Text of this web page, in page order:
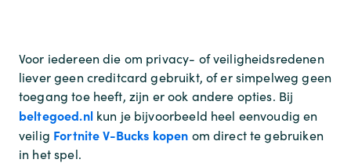
Voor iedereen die om privacy- of veiligheidsredenen
liever geen creditcard gebruikt, of er simpelweg geen
toegang toe heeft, zijn er ook andere opties. Bij
beltegoed.nlkun je bijvoorbeeld heel eenvoudig en
veilig Fortnite V-Bucks kopen om direct te gebruiken
in het spel.